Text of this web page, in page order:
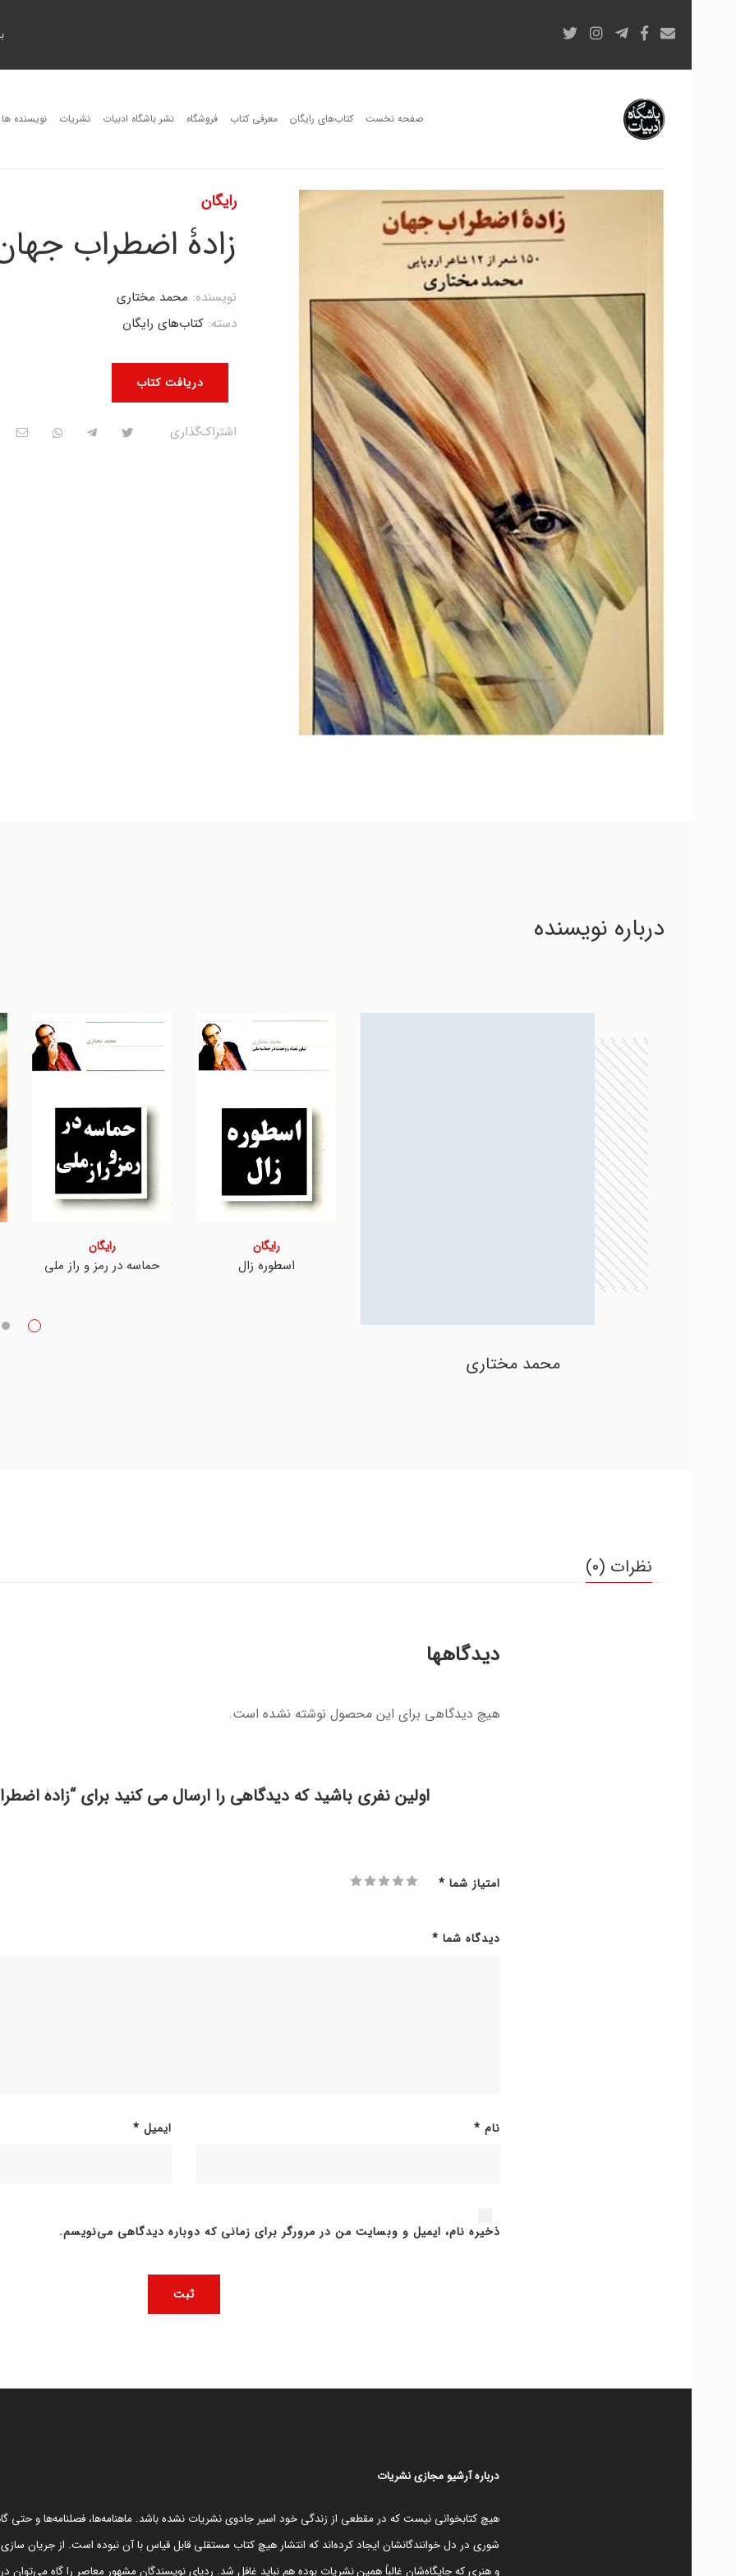
صفحه نخست کتاب‌های رایگان معرفی کتاب فروشگاه نشر باشگاه ادبیات نشریات نویسنده ها
رایگان
زادۀ اضطراب
دریافت کتاب
نویسنده: محمد مختاری
دسته: کتاب‌های رایگان
اشتراک‌گذاری
درباره نویسنده
محمد مختاری
اسطوره زال
رایگان
حماسه در رمز و راز ملی
رایگان
نظرات (0)
دیدگاهها
هیچ دیدگاهی برای این محصول نوشته نشده است.
اولین نفری باشید که دیدگاهی را ارسال می کنید برای “زادۀ
امتیاز شما *
دیدگاه شما *
نام * ایمیل *
ذخیره نام، ایمیل و وبسایت من در مرورگر برای زمانی که دوباره دیدگاهی می‌نویسم.
دربارۀ آرشیو مجازی نشریات
هیچ کتابخوانی نیست که در مقطعی از زندگی خود اسیر جادوی نشریات نشده باشد. ماهنامه‌ها، فصلنامه‌ها و حتی
شوری در دل خوانندگانشان ایجاد کرده‌اند که انتشار هیچ کتاب مستقلی قابل قیاس با آن نبوده است. از جریان
و هنری که جایگاه‌شان غالباً همین نشریات بوده هم نباید غافل شد. ردپای نویسندگان مشهور معاصر را گاه می‌توان